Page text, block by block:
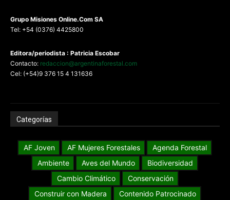
Grupo Misiones Online.Com SA
Tel: +54 (0376) 4425800
Editora/periodista : Patricia Escobar
Contacto: redaccion@argentinaforestal.com
Cel: (+54)9 376 15 4 131636
Categorías
AF Joven AF Mujeres Forestales
Agenda Forestal
Ambiente
Aves del Mundo
Biodiversidad
Cambio Climático
Conservación
Construir con Madera
Contenido Patrocinado